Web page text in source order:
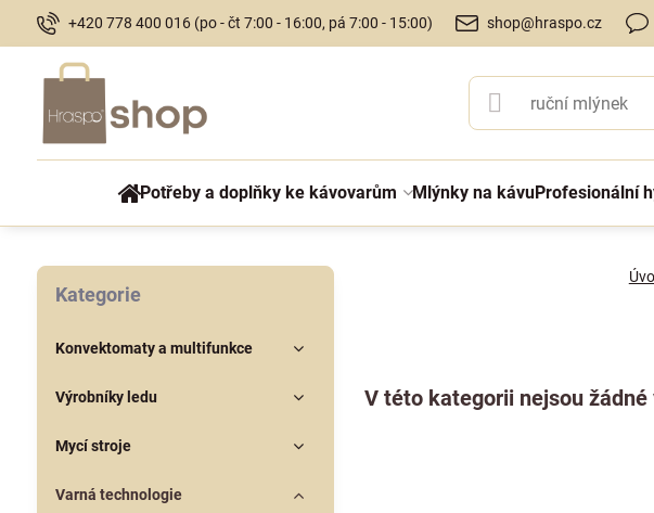
+420 778 400 016 (po - čt 7:00 - 16:00, pá 7:00 - 15:00) shop@hraspo.cz
Potřeby a doplňky ke kávovarům Mlýnky na kávuProfesionální
Kategorie
Konvektomaty a multifunkce
Výrobníky ledu
Mycí stroje
Varná technologie